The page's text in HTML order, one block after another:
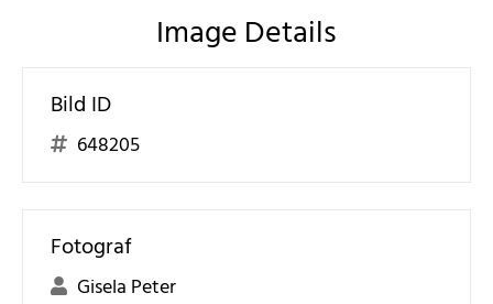
Image Details
Bild ID
648205
Fotograf
Gisela Peter